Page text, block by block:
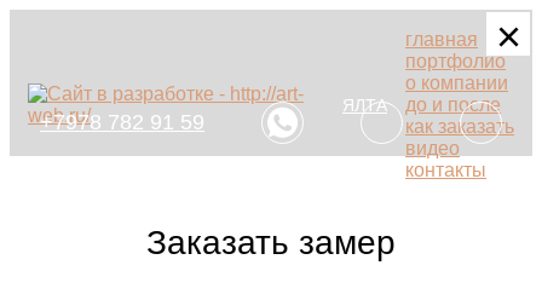
ЯЛТА
главная
портфолио
о компании
до и после
как заказать
видео
контакты
+7978 782 91 59
×
Заказать замер
×
×